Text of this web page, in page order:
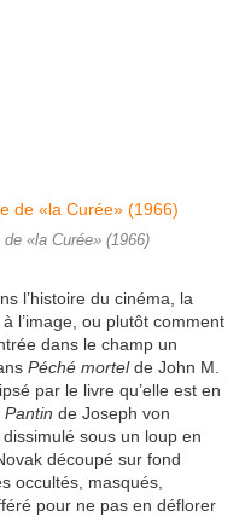
«la Curée» (1966)
l’histoire du cinéma, la
l’image, ou plutôt comment
dans le champ un
Péché mortelde John M.
par le livre qu’elle est en
de Joseph von
sous un loup en
découpé sur fond
occultés, masqués,
pour ne pas en déflorer